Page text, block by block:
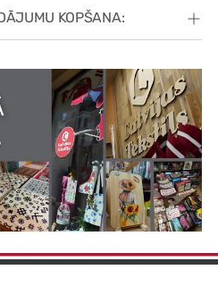
KOPŠANA: